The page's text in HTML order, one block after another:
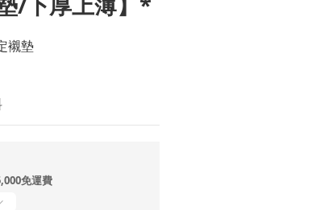
襯墊
免運費